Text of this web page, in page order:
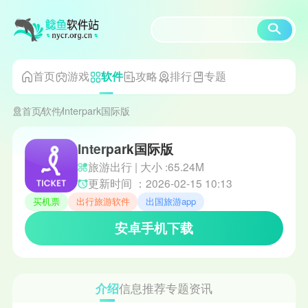
首页 游戏 软件 攻略 排行 专题
首页软件Interpark国际版
Interpark国际版
旅游出行 | 大小 :65.24M
更新时间 ：2026-02-15 10:13
买机票 出行旅游软件 出国旅游app
安卓手机下载
介绍信息推荐专题资讯